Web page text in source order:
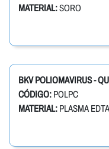
MATERIAL:SORO
BKV POLIOMAVIRUS -
CÓDIGO: POLPC
MATERIAL: PLASMA EDTA